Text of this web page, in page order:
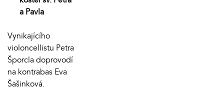
a Pavla
Vynikajícího
violoncellistu Petra
Šporcla doprovodí
na kontrabas Eva
Šašinková.